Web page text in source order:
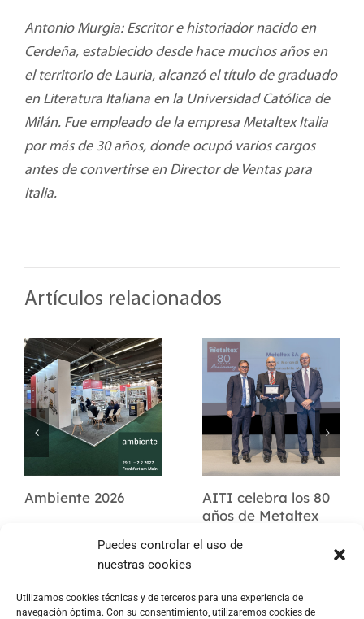
Puedes controlar el uso de
nuestras cookies
Utilizamos cookies técnicas y de terceros para una experiencia de
navegación óptima. Con su consentimiento, utilizaremos cookies de
Antonio Murgia: Escritor e historiador nacido en
Cerdeña, establecido desde hace muchos años en
el territorio de Lauria, alcanzó el título de graduado
en Literatura Italiana en la Universidad Católica de
Milán. Fue empleado de la empresa Metaltex Italia
por más de 30 años, donde ocupó varios cargos
antes de convertirse en Director de Ventas para
Italia.
Artículos relacionados
Ambiente 2026
AITI celebra los 80
años de Metaltex